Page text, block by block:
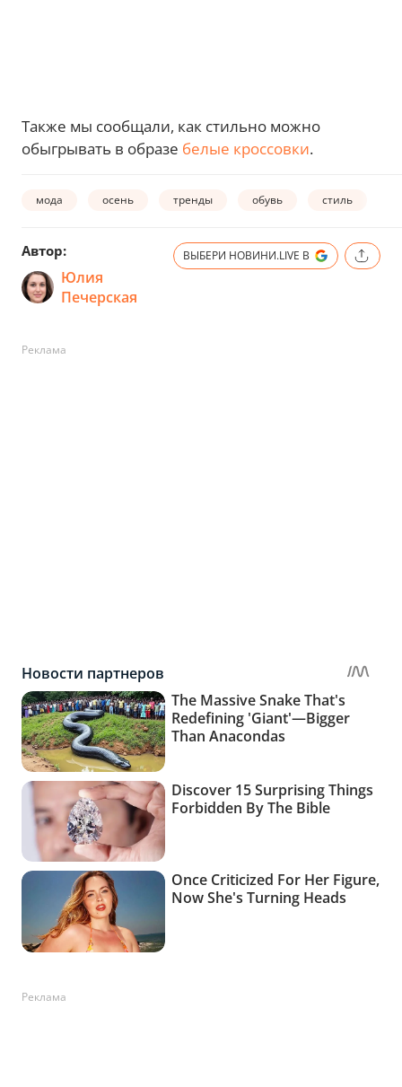
Также мы сообщали, как стильно можно
обыгрывать в образе белые кроссовки.
мода осень тренды обувь стиль
Автор:
Юлия
Печерская
ВЫБЕРИ НОВИНИ.LIVE В
Реклама
Реклама